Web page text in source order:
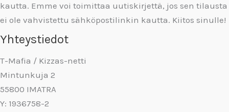
kautta. Emme voi toimittaa uutiskirjettä, jos sen tilausta
ei ole vahvistettu sähköpostilinkin kautta. Kiitos sinulle!
Yhteystiedot
T-Mafia / Kizzas-netti
Mintunkuja 2
55800 IMATRA
Y: 1936758-2